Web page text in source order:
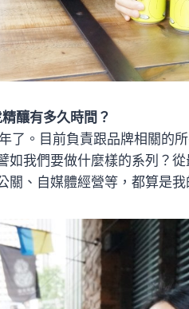
精釀有多久時間？
了。目前負責跟品牌相關的
如我們要做什麼樣的系列？
關、自媒體經營等，都算是我